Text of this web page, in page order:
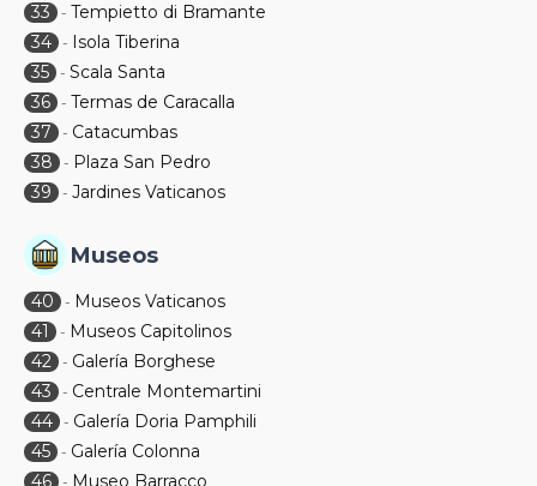
33
- Tempietto di Bramante
34 - Isola Tiberina
35 - Scala Santa
36 - Termas de Caracalla
37
- Catacumbas
38
- Plaza San Pedro
39
- Jardines Vaticanos
Museos
40 - Museos Vaticanos
41
- Museos Capitolinos
42 - Galería Borghese
43
- Centrale Montemartini
44 - Galería Doria Pamphili
45 - Galería Colonna
46 - Museo Barracco